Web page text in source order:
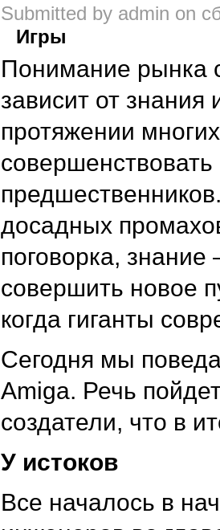
Submitted by admin on
Игры
Понимание рынка
зависит от знания
протяжении
досадных
поговорка,
совершить новое
когда гиганты
Сегодня мы
Amiga. Речь
создатели, что в
У истоков
Все началось в